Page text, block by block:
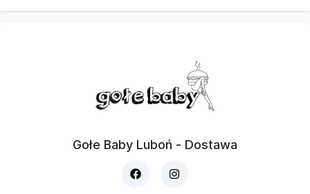
Gołe Baby Luboń - Dostawa